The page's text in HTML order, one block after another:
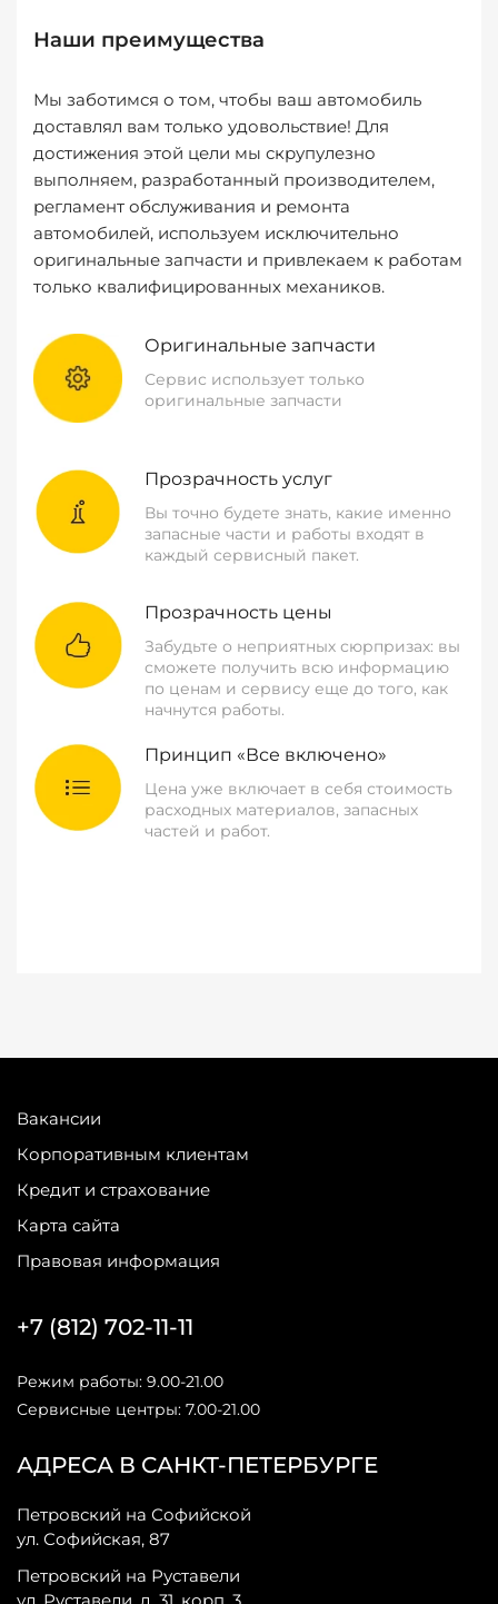
Наши преимущества
Мы заботимся о том, чтобы ваш автомобиль
доставлял вам только удовольствие! Для
достижения этой цели мы скрупулезно
выполняем, разработанный производителем,
регламент обслуживания и ремонта
автомобилей, используем исключительно
оригинальные запчасти и привлекаем к работам
только квалифицированных механиков.
Оригинальные запчасти
Сервис использует только
оригинальные запчасти
Прозрачность услуг
Вы точно будете знать, какие именно
запасные части и работы входят в
каждый сервисный пакет.
Прозрачность цены
Забудьте о неприятных сюрпризах: вы
сможете получить всю информацию
по ценам и сервису еще до того, как
начнутся работы.
Принцип «Все включено»
Цена уже включает в себя стоимость
расходных материалов, запасных
частей и работ.
Вакансии
Корпоративным клиентам
Кредит и страхование
Карта сайта
Правовая информация
АДРЕСА В САНКТ-ПЕТЕРБУРГЕ
Петровский на Софийской
ул. Софийская, 87
Петровский на Руставели
+7 (812) 702-11-11
Режим работы: 9.00-21.00
Сервисные центры: 7.00-21.00